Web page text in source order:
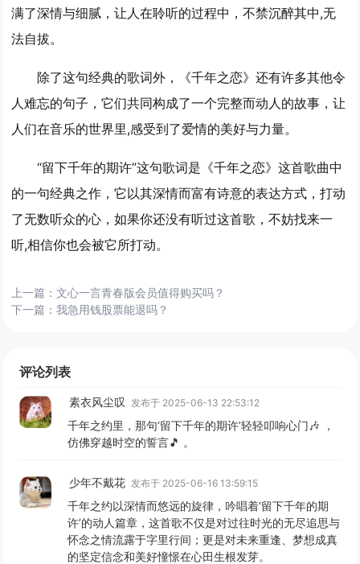
满了深情与细腻，让人在聆听的过程中，不禁沉醉其中,无
法自拔。
除了这句经典的歌词外，《千年之恋》还有许多其他令
人难忘的句子，它们共同构成了一个完整而动人的故事，让
人们在音乐的世界里,感受到了爱情的美好与力量。
“留下千年的期许”这句歌词是《千年之恋》这首歌曲中
的一句经典之作，它以其深情而富有诗意的表达方式，打动
了无数听众的心，如果你还没有听过这首歌，不妨找来一
听,相信你也会被它所打动。
上一篇：文心一言青春版会员值得购买吗？
下一篇：我急用钱股票能退吗？
评论列表
素衣风尘叹 发布于 2025-06-13 22:53:12
千年之约里，那句‘留下千年的期许’轻轻叩响心门🎶 ，
仿佛穿越时空的誓言🎵 。
少年不戴花 发布于 2025-06-16 13:59:15
千年之约以深情而悠远的旋律，吟唱着‘留下千年的期
许’的动人篇章，这首歌不仅是对过往时光的无尽追思与
怀念之情流露于字里行间；更是对未来重逢、梦想成真
的坚定信念和美好憧憬在心田生根发芽。